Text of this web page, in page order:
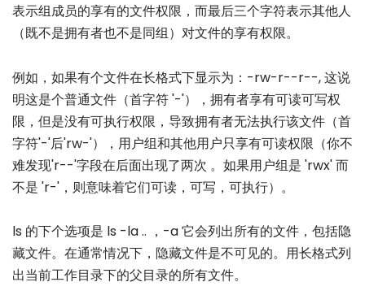
表示组成员的享有的文件权限，而最后三个字符表示其他人
（既不是拥有者也不是同组）对文件的享有权限。
例如，如果有个文件在长格式下显示为：-rw-r--r--, 这说
明这是个普通文件（首字符 '-'），拥有者享有可读可写权
限，但是没有可执行权限，导致拥有者无法执行该文件（首
字符'-'后'rw-'），用户组和其他用户只享有可读权限（你不
难发现'r--'字段在后面出现了两次 。如果用户组是 'rwx' 而
不是 'r-'，则意味着它们可读，可写，可执行）。
ls 的下个选项是 ls -la .. ，-a 它会列出所有的文件，包括隐
藏文件。在通常情况下，隐藏文件是不可见的。用长格式列
出当前工作目录下的父目录的所有文件。